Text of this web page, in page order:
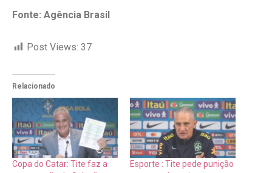
Fonte: Agência Brasil
Post Views: 37
Relacionado
Copa do Catar: Tite faz a
Esporte : Tite pede punição